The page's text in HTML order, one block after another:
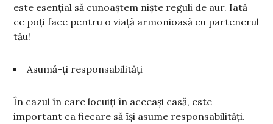
este esențial să cunoaștem niște reguli de aur. Iată
ce poți face pentru o viață armonioasă cu partenerul
tău!
Asumă-ți responsabilități
În cazul în care locuiți în aceeași casă, este
important ca fiecare să își asume responsabilități.